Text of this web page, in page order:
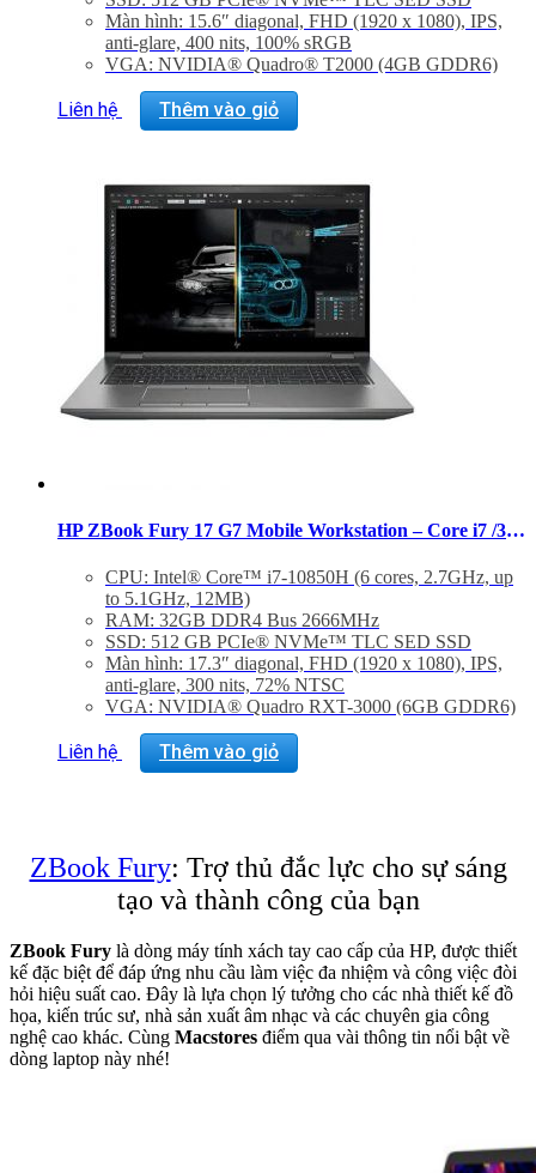
Màn hình: 15.6″ diagonal, FHD (1920 x 1080), IPS,
anti-glare, 400 nits, 100% sRGB
VGA: NVIDIA® Quadro® T2000 (4GB GDDR6)
Liên hệ Thêm vào giỏ
HP ZBook Fury 17 G7 Mobile Workstation – Core i7 /32GB/512GB/Quadro RXT-3000 FHD
CPU: Intel® Core™ i7-10850H (6 cores, 2.7GHz, up
to 5.1GHz, 12MB)
RAM: 32GB DDR4 Bus 2666MHz
SSD: 512 GB PCIe® NVMe™ TLC SED SSD
Màn hình: 17.3″ diagonal, FHD (1920 x 1080), IPS,
anti-glare, 300 nits, 72% NTSC
VGA: NVIDIA® Quadro RXT-3000 (6GB GDDR6)
Liên hệ Thêm vào giỏ
ZBook Fury: Trợ thủ đắc lực cho sự sáng
tạo và thành công của bạn
ZBook Fury là dòng máy tính xách tay cao cấp của HP, được thiết
kế đặc biệt để đáp ứng nhu cầu làm việc đa nhiệm và công việc đòi
hỏi hiệu suất cao. Đây là lựa chọn lý tưởng cho các nhà thiết kế đồ
họa, kiến trúc sư, nhà sản xuất âm nhạc và các chuyên gia công
nghệ cao khác. Cùng Macstores điểm qua vài thông tin nổi bật về
dòng laptop này nhé!